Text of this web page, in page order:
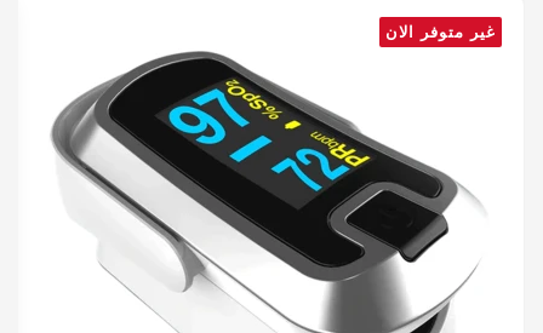
غير متوفر الان